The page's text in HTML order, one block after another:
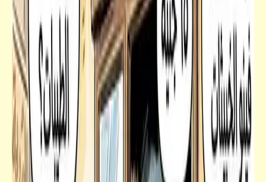
سؤال
لماذا يتم طلاء الطائرات باللون الأبيض؟